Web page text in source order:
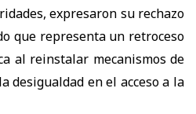
expresaron su rechazo
que representa un retroceso
al reinstalar mecanismos de
desigualdad en el acceso a la